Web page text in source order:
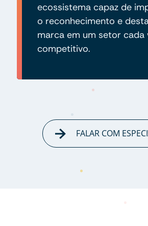
ecossistema capaz de
o reconhecimento e
marca em um setor cada
competitivo.
FALAR COM